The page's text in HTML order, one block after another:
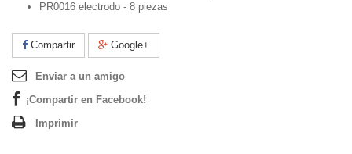
PR0016 electrodo - 8 piezas
Compartir Google+
Enviar a un amigo
¡Compartir en Facebook!
Imprimir